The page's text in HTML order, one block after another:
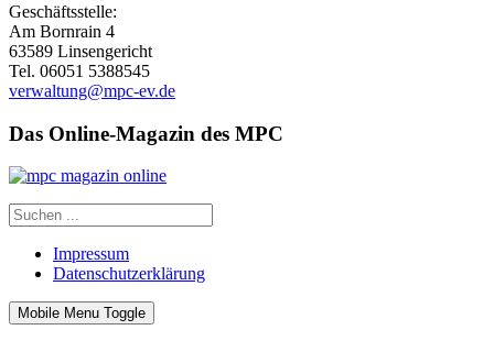
Geschäftsstelle:
Am Bornrain 4
63589 Linsengericht
Tel. 06051 5388545
verwaltung@mpc-ev.de
Das Online-Magazin des MPC
Impressum
Datenschutzerklärung
Mobile Menu Toggle